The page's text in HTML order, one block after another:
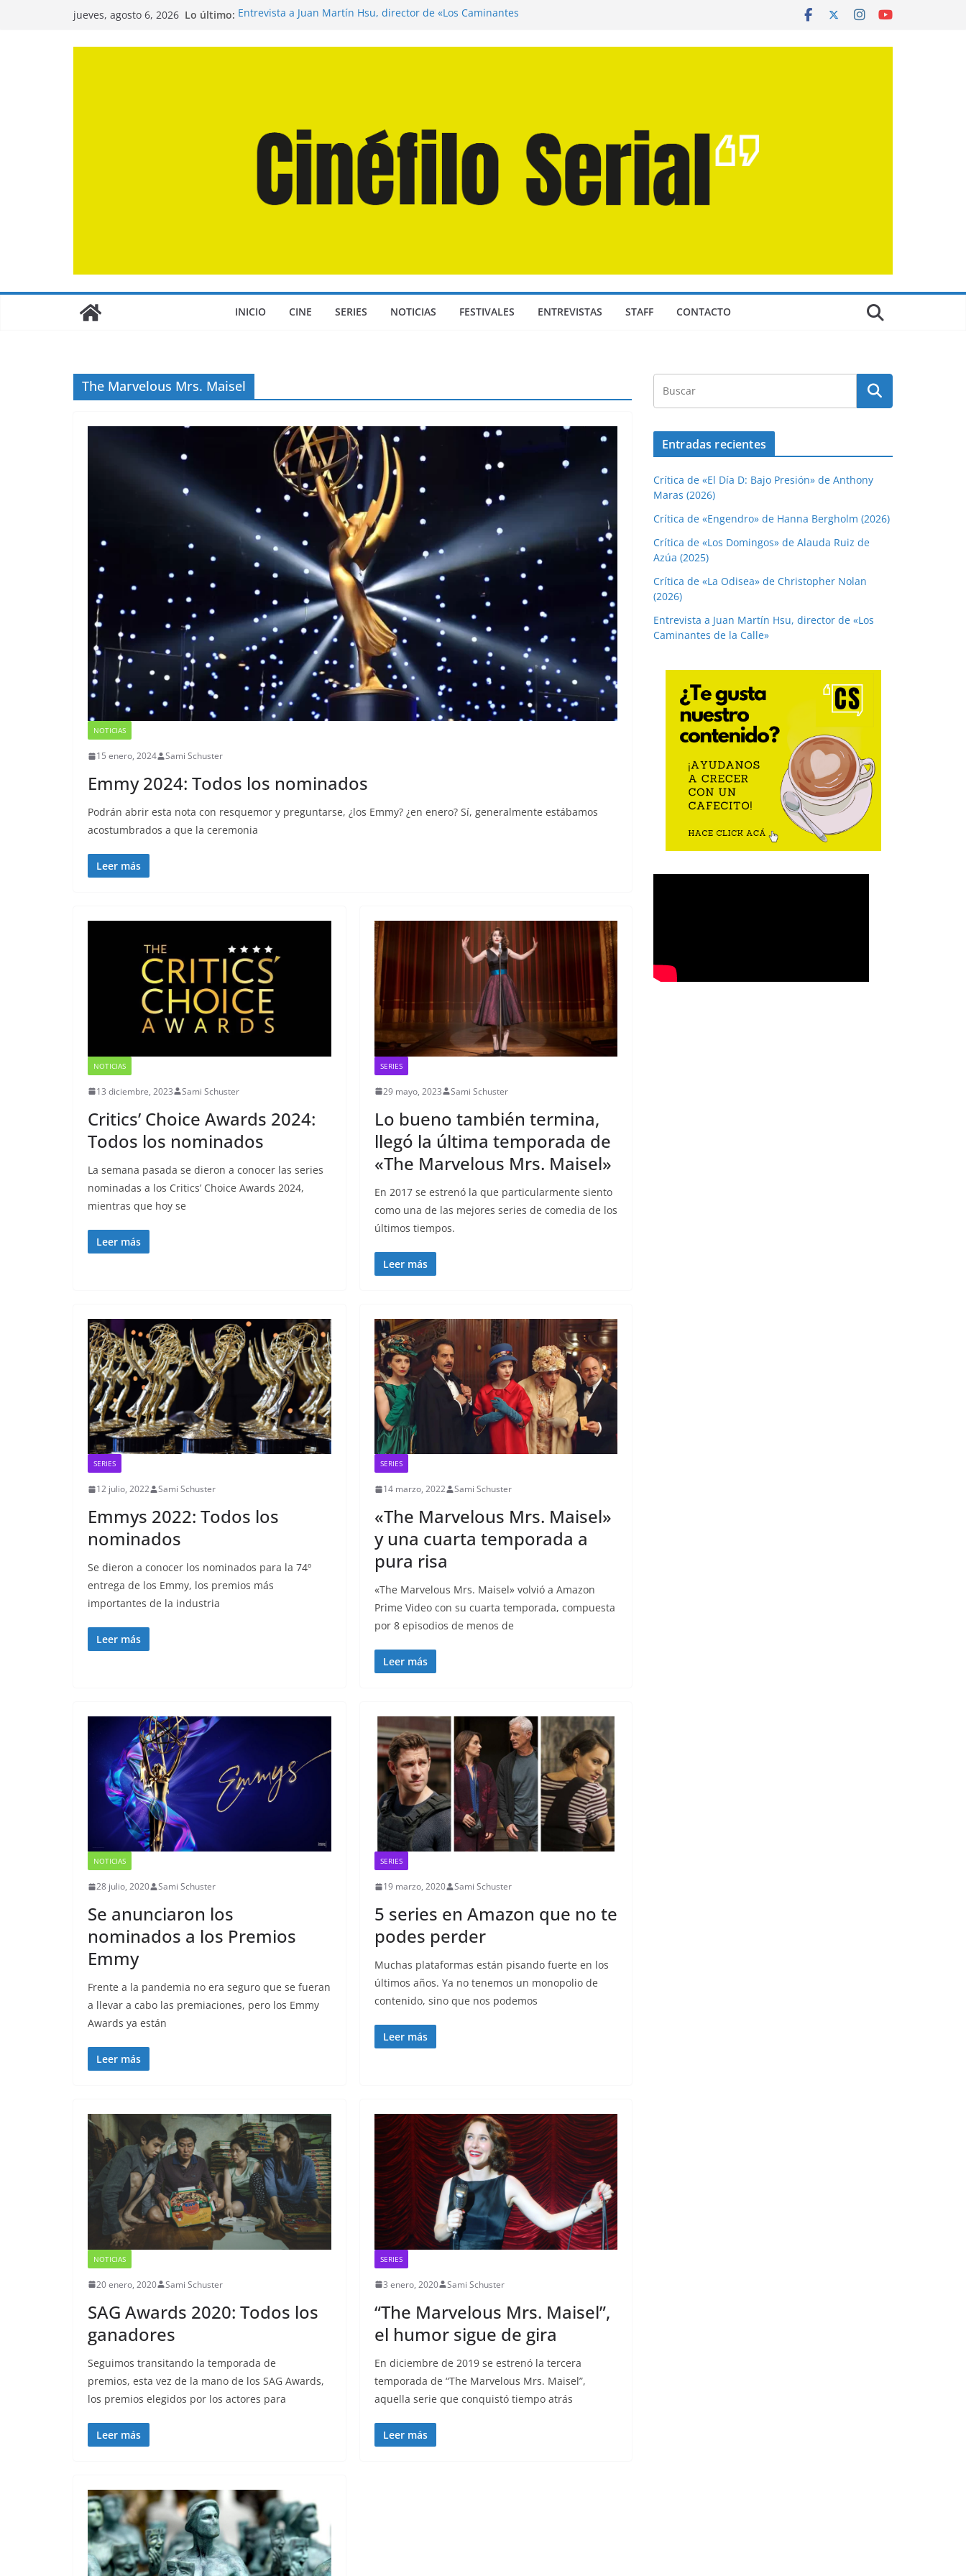
jueves, agosto 6, 2026 Lo último: Entrevista a Juan Martín Hsu, director de «Los Caminantes
INICIO CINE SERIES NOTICIAS FESTIVALES ENTREVISTAS STAFF CONTACTO
The Marvelous Mrs. Maisel
NOTICIAS
15 enero, 2024 Sami Schuster
Emmy 2024: Todos los nominados
Podrán abrir esta nota con resquemor y preguntarse, ¿los Emmy? ¿en enero? Sí, generalmente estábamos
acostumbrados a que la ceremonia
Leer más
NOTICIAS
13 diciembre, 2023 Sami Schuster
Critics’ Choice Awards 2024:
Todos los nominados
La semana pasada se dieron a conocer las series
nominadas a los Critics’ Choice Awards 2024,
mientras que hoy se
Leer más
SERIES
29 mayo, 2023 Sami Schuster
Lo bueno también termina,
llegó la última temporada de
«The Marvelous Mrs. Maisel»
En 2017 se estrenó la que particularmente siento
como una de las mejores series de comedia de los
últimos tiempos.
Leer más
SERIES
12 julio, 2022 Sami Schuster
Emmys 2022: Todos los
nominados
Se dieron a conocer los nominados para la 74º
entrega de los Emmy, los premios más
importantes de la industria
Leer más
SERIES
14 marzo, 2022 Sami Schuster
«The Marvelous Mrs. Maisel»
y una cuarta temporada a
pura risa
«The Marvelous Mrs. Maisel» volvió a Amazon
Prime Video con su cuarta temporada, compuesta
por 8 episodios de menos de
Leer más
NOTICIAS
28 julio, 2020 Sami Schuster
Se anunciaron los
nominados a los Premios
Emmy
Frente a la pandemia no era seguro que se fueran
a llevar a cabo las premiaciones, pero los Emmy
Awards ya están
Leer más
SERIES
19 marzo, 2020 Sami Schuster
5 series en Amazon que no te
podes perder
Muchas plataformas están pisando fuerte en los
últimos años. Ya no tenemos un monopolio de
contenido, sino que nos podemos
Leer más
NOTICIAS
20 enero, 2020 Sami Schuster
SAG Awards 2020: Todos los
ganadores
Seguimos transitando la temporada de
premios, esta vez de la mano de los SAG Awards,
los premios elegidos por los actores para
Leer más
SERIES
3 enero, 2020 Sami Schuster
“The Marvelous Mrs. Maisel”,
el humor sigue de gira
En diciembre de 2019 se estrenó la tercera
temporada de “The Marvelous Mrs. Maisel”,
aquella serie que conquistó tiempo atrás
Leer más
Entradas recientes
Crítica de «El Día D: Bajo Presión» de Anthony
Maras (2026)
Crítica de «Engendro» de Hanna Bergholm (2026)
Crítica de «Los Domingos» de Alauda Ruiz de
Azúa (2025)
Crítica de «La Odisea» de Christopher Nolan
(2026)
Entrevista a Juan Martín Hsu, director de «Los
Caminantes de la Calle»